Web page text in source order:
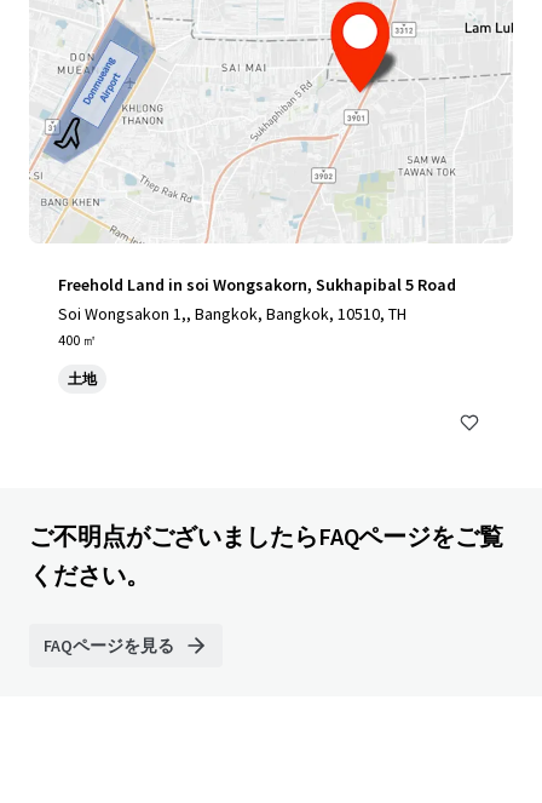
Freehold Land in soi Wongsakorn, Sukhapibal 5 Road
Soi Wongsakon 1,, Bangkok, Bangkok, 10510, TH
400 ㎡
土地
ご不明点がございましたらFAQページをご覧
ください。
FAQページを見る